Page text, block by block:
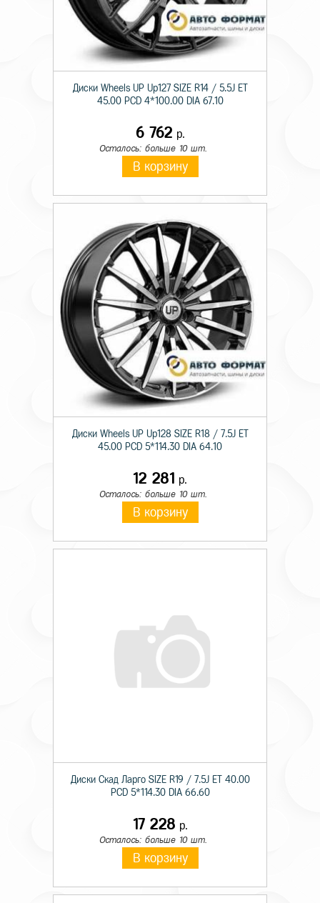
Диски Wheels UP Up127 SIZE R14 / 5.5J ET
45.00 PCD 4*100.00 DIA 67.10
6 762 р.
Осталось: больше 10 шт.
В корзину
Диски Wheels UP Up128 SIZE R18 / 7.5J ET
45.00 PCD 5*114.30 DIA 64.10
12 281 р.
Осталось: больше 10 шт.
В корзину
Диски Скад Ларго SIZE R19 / 7.5J ET 40.00
PCD 5*114.30 DIA 66.60
17 228 р.
Осталось: больше 10 шт.
В корзину